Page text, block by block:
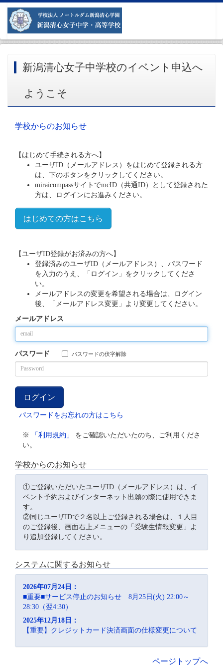
新潟清心女子中学校のイベント申込へ
ようこそ
学校からのお知らせ
【はじめて手続される方へ】
ユーザID（メールアドレス）をはじめて登録される方
は、下のボタンをクリックしてください。
miraicompassサイトでmcID（共通ID）として登録された
方は、ログインにお進みください。
はじめての方はこちら
【ユーザID登録がお済みの方へ】
登録済みのユーザID（メールアドレス）、パスワード
を入力のうえ、「ログイン」をクリックしてくださ
い。
メールアドレスの変更を希望される場合は、ログイン
後、「メールアドレス変更」より変更してください。
メールアドレス
パスワード パスワードの伏字解除
パスワードをお忘れの方はこちら
※ 「利用規約」
をご確認いただいたのち、ご利用くださ
い。
学校からのお知らせ
①ご登録いただいたユーザID（メールアドレス）は、イ
ベント予約およびインターネット出願の際に使用できま
す。
②同じユーザIDで２名以上ご登録される場合は、１人目
のご登録後、画面右上メニューの「受験生情報変更」よ
り追加登録してください。
システムに関するお知らせ
2026年07月24日：
■重要■サービス停止のお知らせ 8月25日(火) 22:00～
28:30（翌4:30）
2025年12月18日：
【重要】クレジットカード決済画面の仕様変更について
ページトップへ